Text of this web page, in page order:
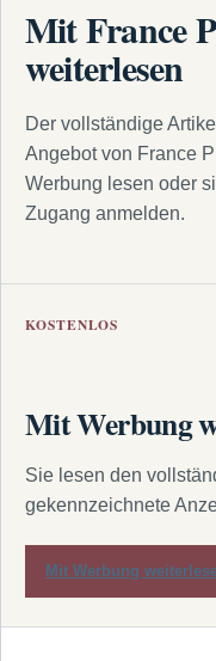
Mit France
weiterlesen
Der vollständige
Angebot von France
Werbung lesen oder
Zugang anmelden.
KOSTENLOS
Mit Werbung
Sie lesen den
gekennzeichnete
Mit Werbung